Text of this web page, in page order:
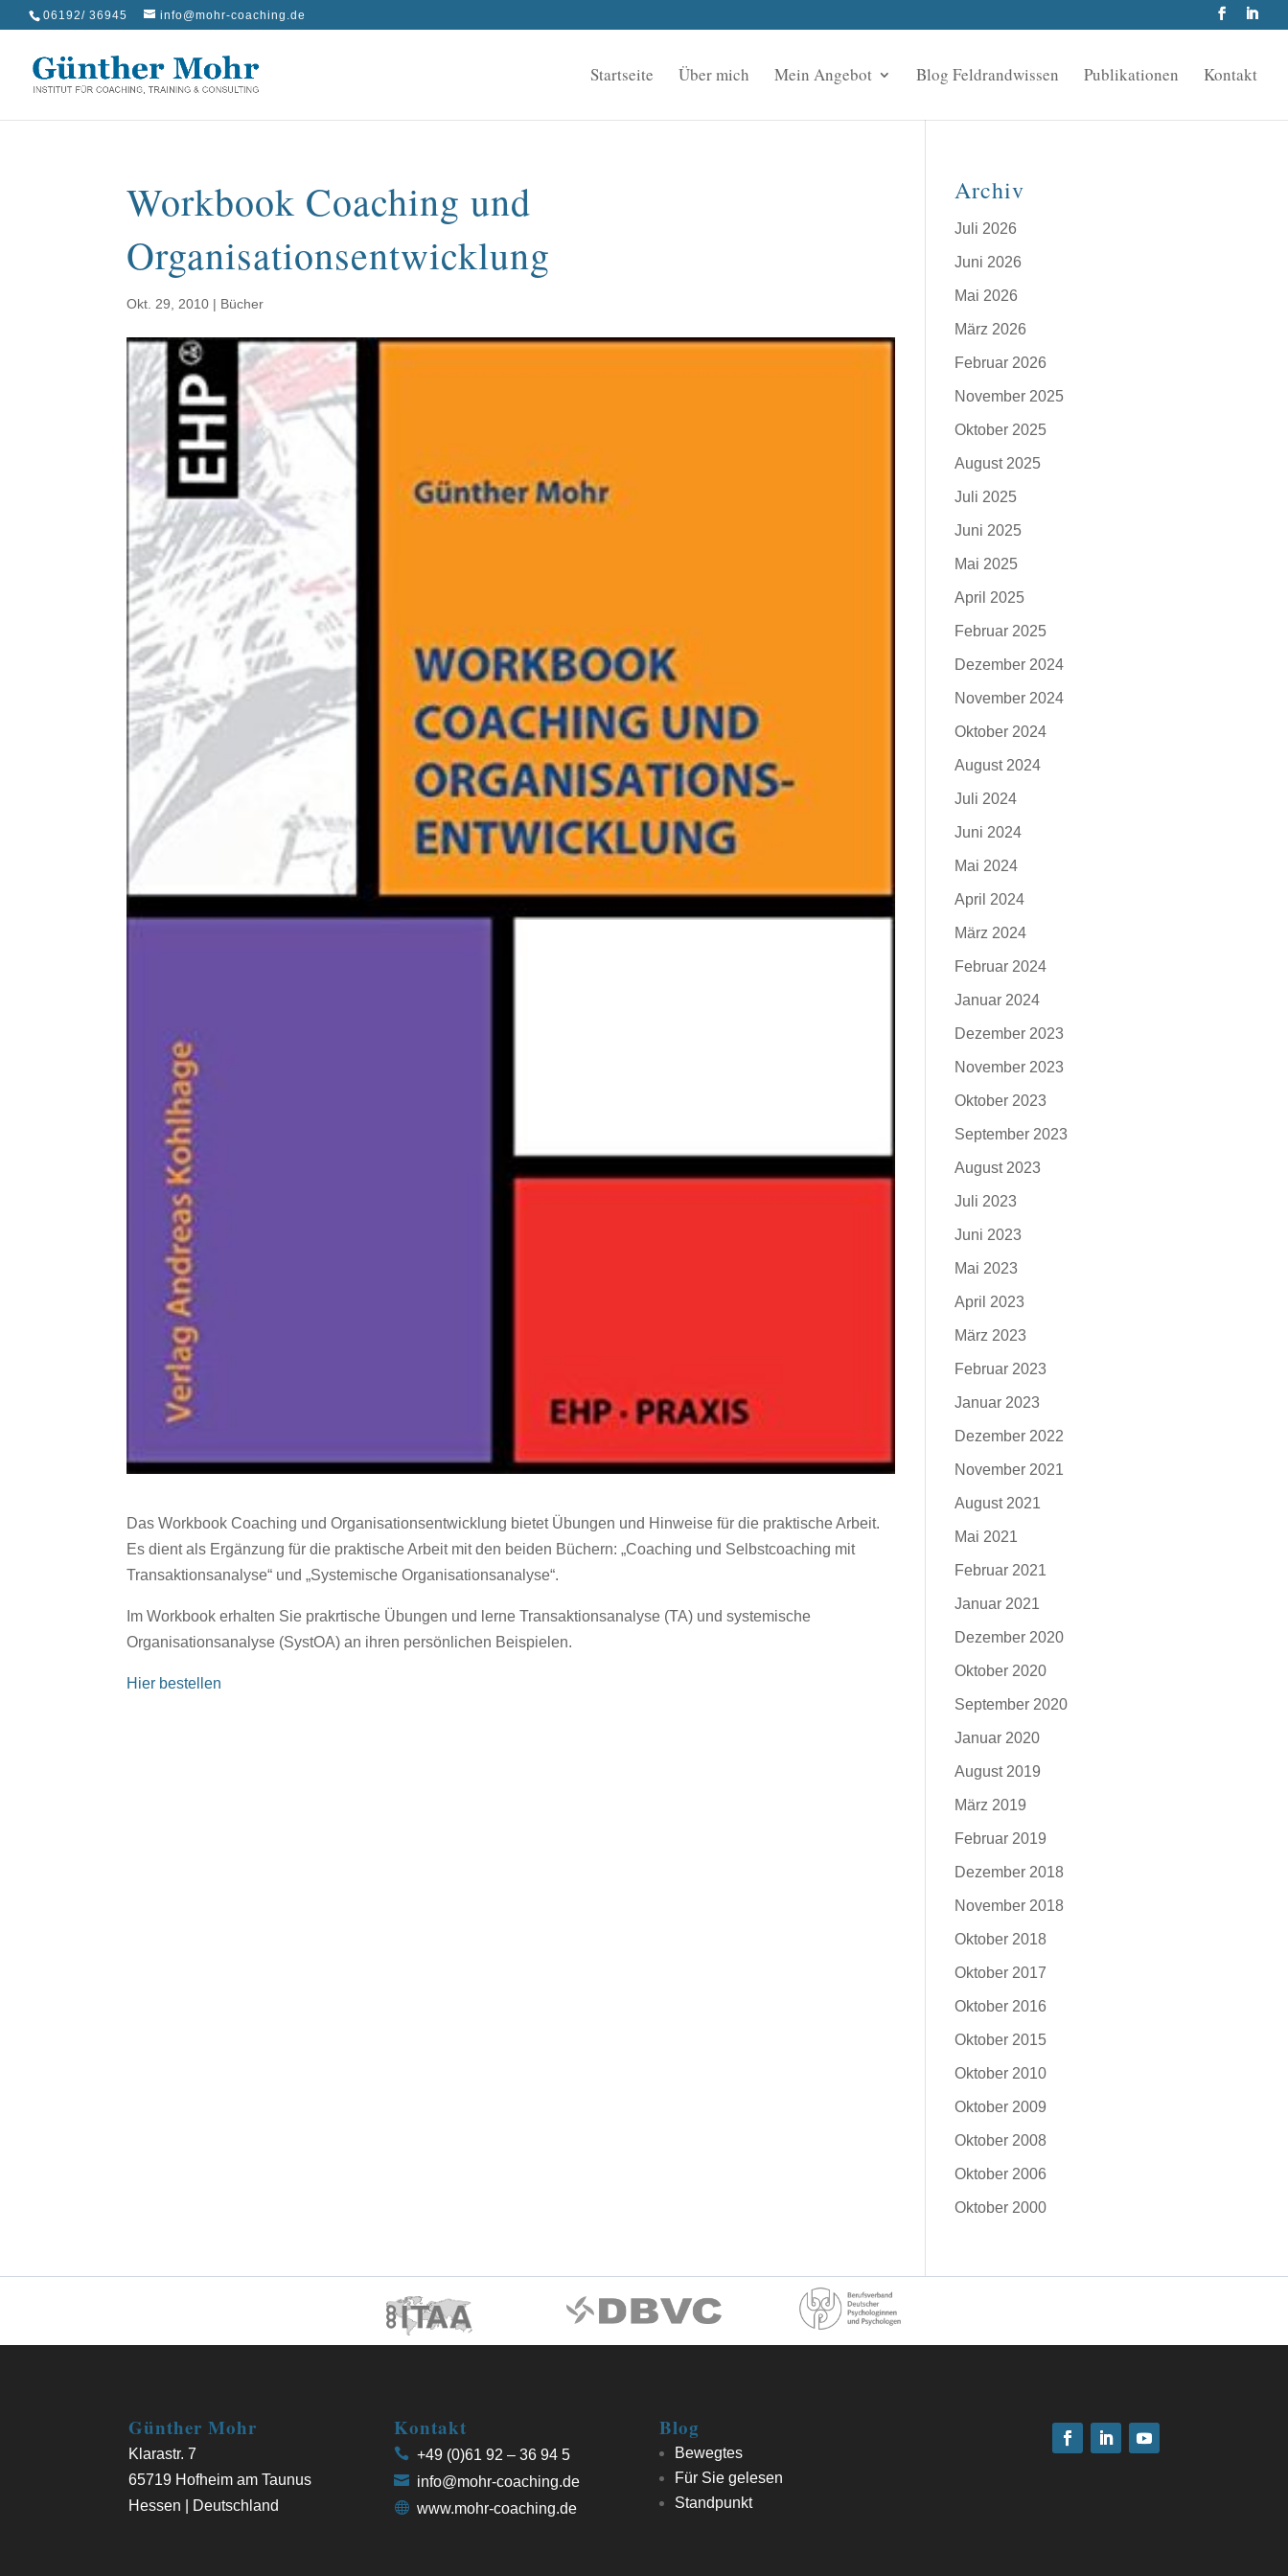
06192/ 36945 info@mohr-coaching.de
Startseite Über mich Mein Angebot Blog Feldrandwissen Publikationen Kontakt
Workbook Coaching und
Organisationsentwicklung
Okt. 29, 2010 | Bücher
Das Workbook Coaching und Organisationsentwicklung bietet Übungen und Hinweise für die praktische Arbeit.
Es dient als Ergänzung für die praktische Arbeit mit den beiden Büchern: „Coaching und Selbstcoaching mit
Transaktionsanalyse“ und „Systemische Organisationsanalyse“.
Im Workbook erhalten Sie prakrtische Übungen und lerne Transaktionsanalyse (TA) und systemische
Organisationsanalyse (SystOA) an ihren persönlichen Beispielen.
Hier bestellen
Archiv
Juli 2026
Juni 2026
Mai 2026
März 2026
Februar 2026
November 2025
Oktober 2025
August 2025
Juli 2025
Juni 2025
Mai 2025
April 2025
Februar 2025
Dezember 2024
November 2024
Oktober 2024
August 2024
Juli 2024
Juni 2024
Mai 2024
April 2024
März 2024
Februar 2024
Januar 2024
Dezember 2023
November 2023
Oktober 2023
September 2023
August 2023
Juli 2023
Juni 2023
Mai 2023
April 2023
März 2023
Februar 2023
Januar 2023
Dezember 2022
November 2021
August 2021
Mai 2021
Februar 2021
Januar 2021
Dezember 2020
Oktober 2020
September 2020
Januar 2020
August 2019
März 2019
Februar 2019
Dezember 2018
November 2018
Oktober 2018
Oktober 2017
Oktober 2016
Oktober 2015
Oktober 2010
Oktober 2009
Oktober 2008
Oktober 2006
Oktober 2000
Günther Mohr
Klarastr. 7
65719 Hofheim am Taunus
Hessen | Deutschland
Kontakt
+49 (0)61 92 – 36 94 5
info@mohr-coaching.de
www.mohr-coaching.de
Blog
Bewegtes
Für Sie gelesen
Standpunkt